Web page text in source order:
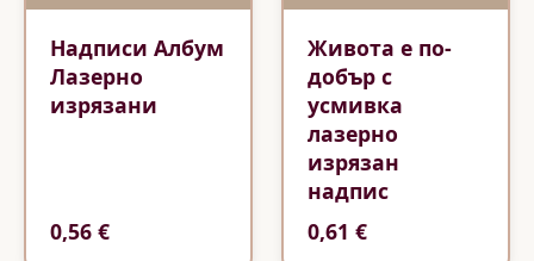
Надписи Албум
Лазерно
изрязани
0,56 €
Живота е по-
добър с
усмивка
лазерно
изрязан
надпис
0,61 €